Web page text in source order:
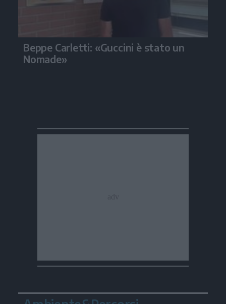
Beppe Carletti: «Guccini è stato un
Nomade»